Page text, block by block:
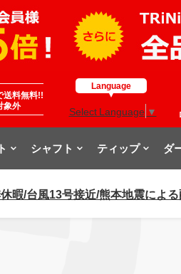
送料無料!!
象外
Language
Select Language ▼
シャフト ティップ ダ
暇/台風13号接近/熊本地震によ